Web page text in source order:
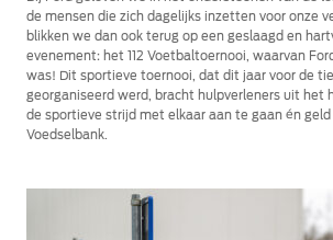
de mensen die zich dagelijks inzetten voor onze
blikken we dan ook terug op een geslaagd en
evenement: het 112 Voetbaltoernooi, waarvan
was! Dit sportieve toernooi, dat dit jaar voor de
georganiseerd werd, bracht hulpverleners uit het
de sportieve strijd met elkaar aan te gaan én
Voedselbank.